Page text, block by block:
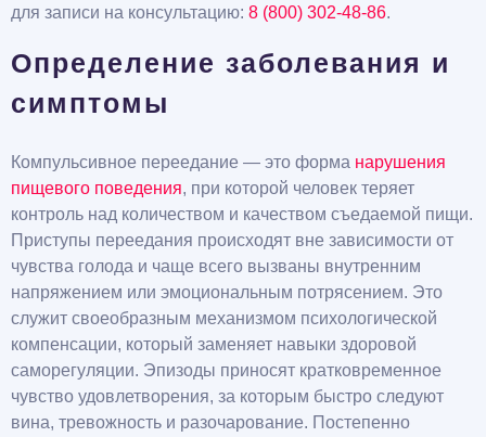
для записи на консультацию: 8 (800) 302-48-86.
Определение заболевания и
симптомы
Компульсивное переедание — это форма нарушения
пищевого поведения, при которой человек теряет
контроль над количеством и качеством съедаемой пищи.
Приступы переедания происходят вне зависимости от
чувства голода и чаще всего вызваны внутренним
напряжением или эмоциональным потрясением. Это
служит своеобразным механизмом психологической
компенсации, который заменяет навыки здоровой
саморегуляции. Эпизоды приносят кратковременное
чувство удовлетворения, за которым быстро следуют
вина, тревожность и разочарование. Постепенно